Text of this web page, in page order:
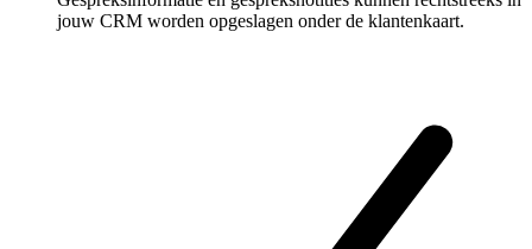
jouw CRM worden opgeslagen onder de klantenkaart.